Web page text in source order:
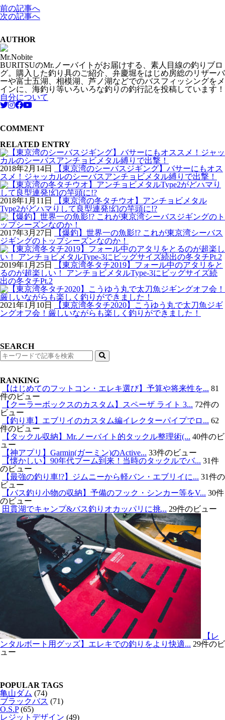
前の記事へ
次の記事へ
AUTHOR
Mr.Nobite
BURITSUのMr.ノーバイトがお届けする、素人目線の釣りブロ
グ。購入した釣り具のご紹介、弁慶堀をはじめ房総のリザーバ
ーや富士五湖、相模湖、芦ノ湖などでのバスフィッシングをメ
インに、海釣り等いろいろな釣りの釣行記を投稿しています！
自分について
COMMENT
RELATED ENTRY
2018年2月14日
【東京湾のシーバスジギング】バサーにもオス
スメ！ジャッカルのシーバスアンチョビメタル縛りで出撃！
2018年1月11日
【東京湾の冬タチウオ】アンチョビメタル
Type2がどハマりして良型連発!幻の竿頭に!?
2017年3月27日
【爆釣】世界一の魚影!? これが東京湾シーバス
ジギングのトップシーズンなのか！
2019年1月25日
【東京湾冬タチ2019】フォール中のアタリをと
るのが超楽しい！ アンチョビメタルType-3にビッグサイズ続
出の冬タチPt.2
2021年1月10日
【東京湾冬タチ2020】こうゆう丸で太刀魚ジギ
ングオフ会！厳しいながらも楽しく釣りができました！
SEARCH
検
索
RANKING
【はじめてのフットコン・エレキ選び】予算や将来性を... 81
件のビュー
【クーラーボックスのカスタム】スペーザ ライト 3... 72件の
ビュー
【釣り車】エブリイのカスタム編イレクターパイプでロ... 62
件のビュー
【タックル収納】Mr.ノーバイト的タックル整理術(... 40件のビ
ュー
【神アプリ】Garmin(ガーミン)のActive... 33件のビュー
【懐かしい】90年代ブーム到来！当時のタックルでバ... 31件
のビュー
【最強の釣り車!?】ジムニーから軽バン・エブリイに... 31件の
ビュー
【バス釣り小物の収納】予備のフック・シンカー等をV... 30件
のビュー
田貫湖でキャンプ&バス釣りオカッパリに挑... 29件のビュー
【レ
ンタルボート用グッズ】エレキでの釣りをより快適... 29件のビ
ュー
POPULAR TAGS
亀山ダム (74)
ブラックバス (71)
O.S.P(65)
レジットデザイン (49)